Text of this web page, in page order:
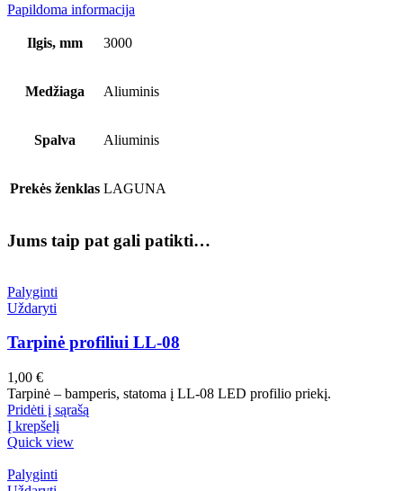
Papildoma informacija
Ilgis, mm 3000
Medžiaga Aliuminis
Spalva Aliuminis
Prekės ženklas LAGUNA
Jums taip pat gali patikti…
Palyginti
Uždaryti
Tarpinė profiliui LL-08
1,00 €
Tarpinė – bamperis, statoma į LL-08 LED profilio priekį.
Pridėti į sąrašą
Į krepšelį
Quick view
Palyginti